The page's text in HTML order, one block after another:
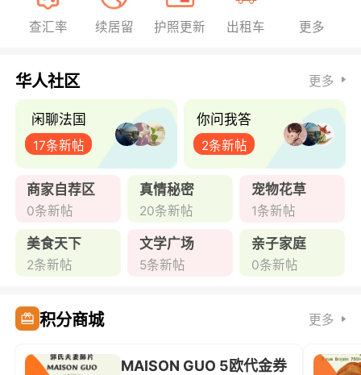
查汇率 续居留 护照更新 出租车 更多
华人社区 更多
闲聊法国
17条新帖
你问我答
2条新帖
商家自荐区
0条新帖
真情秘密
20条新帖
宠物花草
1条新帖
美食天下
2条新帖
文学广场
5条新帖
亲子家庭
0条新帖
积分商城 更多
MAISON GUO 5欧代金券